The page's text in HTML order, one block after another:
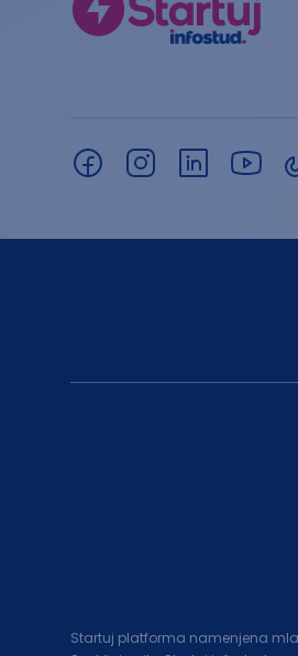
Startuj platforma namenjena